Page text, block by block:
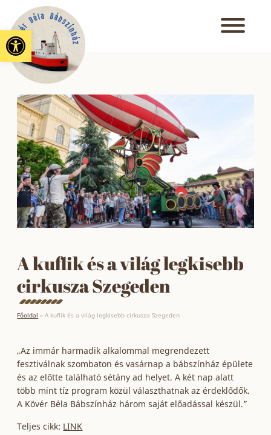
Eszköztár megnyitása
A kuflik és a világ legkisebb
cirkusza Szegeden
Főoldal »A kuflik és a világ legkisebb cirkusza Szegeden
„Az immár harmadik alkalommal megrendezett
fesztiválnak szombaton és vasárnap a bábszínház épülete
és az előtte található sétány ad helyet. A két nap alatt
több mint tíz program közül választhatnak az érdeklődők.
A Kövér Béla Bábszínház három saját előadással készül.”
Teljes cikk: LINK